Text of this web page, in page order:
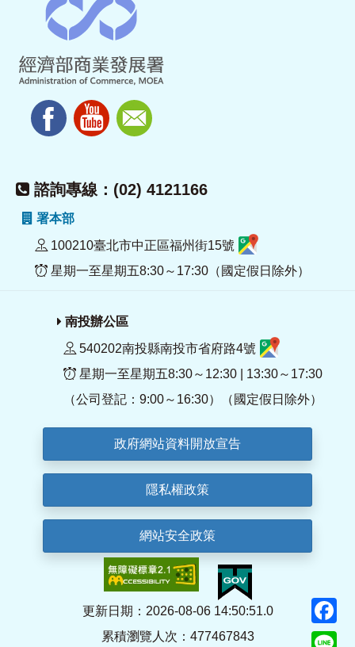
諮詢專線：(02) 4121166
署本部
100210臺北市中正區福州街15號
星期一至星期五8:30～17:30（國定假日除外）
南投辦公區
540202南投縣南投市省府路4號
星期一至星期五8:30～12:30 | 13:30～17:30
（公司登記：9:00～16:30）（國定假日除外）
政府網站資料開放宣告
隱私權政策
網站安全政策
更新日期：2026-08-06 14:50:51.0
累積瀏覽人次：477467843